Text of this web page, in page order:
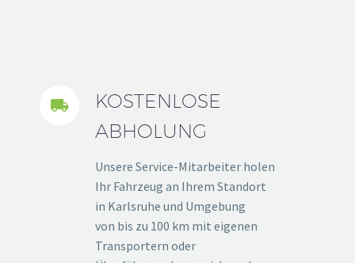


KOSTENLOSE
ABHOLUNG
Unsere Service-Mitarbeiter holen
Ihr Fahrzeug an Ihrem Standort
in Karlsruhe und Umgebung
von bis zu 100 km mit eigenen
Transportern oder